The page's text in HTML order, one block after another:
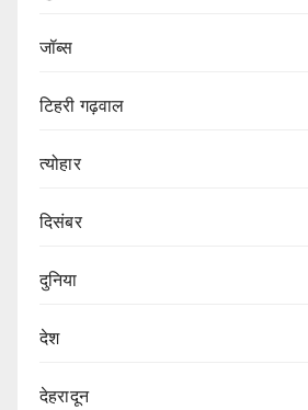
जॉब्स
टिहरी गढ़वाल
त्योहार
दिसंबर
दुनिया
देश
देहरादून